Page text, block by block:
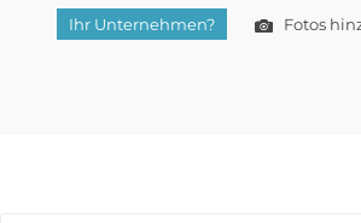
Ihr Unternehmen? Fotos